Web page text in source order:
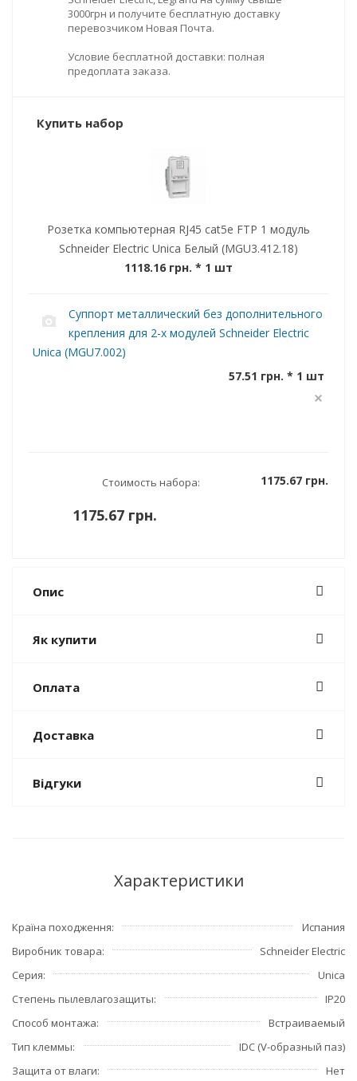
3000грн и получите бесплатную доставку
перевозчиком Новая Почта.
Условие бесплатной доставки: полная
предоплата заказа.
Купить набор
Розетка компьютерная RJ45 cat5e FTP 1 модуль
Schneider Electric Unica Белый (MGU3.412.18)
1118.16 грн. * 1 шт
Суппорт металлический без дополнительного
крепления для 2-х модулей Schneider Electric
Unica (MGU7.002)
57.51 грн. * 1 шт
Стоимость набора: 1175.67 грн.
1175.67 грн.
Опис
Як купити
Оплата
Доставка
Відгуки
Характеристики
Країна походження
Испания
Виробник товара
Schneider Electric
Серия
Unica
Степень пылевлагозащиты
IP20
Способ монтажа
Встраиваемый
Тип клеммы
IDC (V-образный паз)
Защита от влаги
Нет